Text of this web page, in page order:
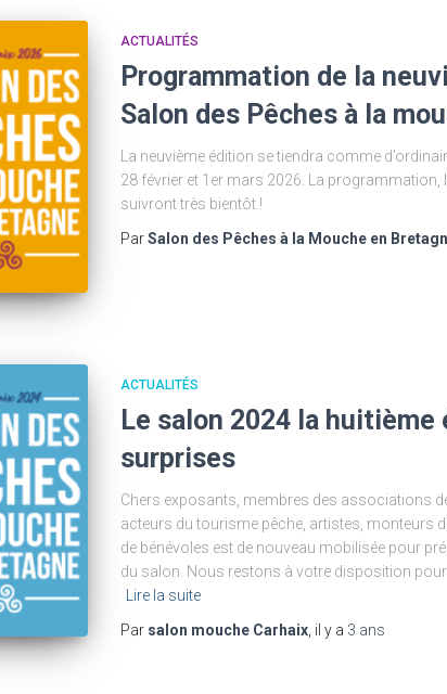
ACTUALITÉS
Programmation de la
Salon des Pêches à la
La neuvième édition se tiendra comme
28 février et 1er mars 2026. La
suivront très bientôt !
ParSalon des Pêches à la Mouche en
ACTUALITÉS
Le salon 2024 la
surprises
Chers exposants, membres des associations
acteurs du tourisme pêche, artistes, monteurs
de bénévoles est de nouveau mobilisée pour
du salon. Nous restons à votre disposition
Lire la suite
Par salon mouche Carhaix, il y a 3 ans